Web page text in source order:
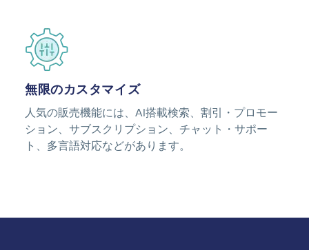
Image
無限のカスタマイズ
人気の販売機能には、AI搭載検索、割引・プロモー
ション、サブスクリプション、チャット・サポー
ト、多言語対応などがあります。